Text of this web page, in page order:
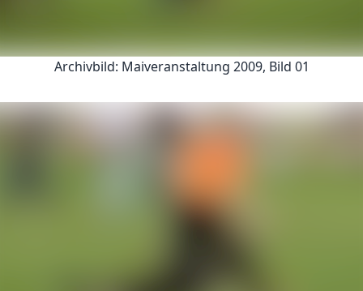
Archivbild: Maiveranstaltung 2009, Bild 01